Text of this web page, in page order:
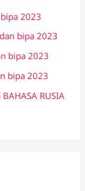
2023
bipa 2023
bipa 2023
bipa 2023
BAHASA RUSIA